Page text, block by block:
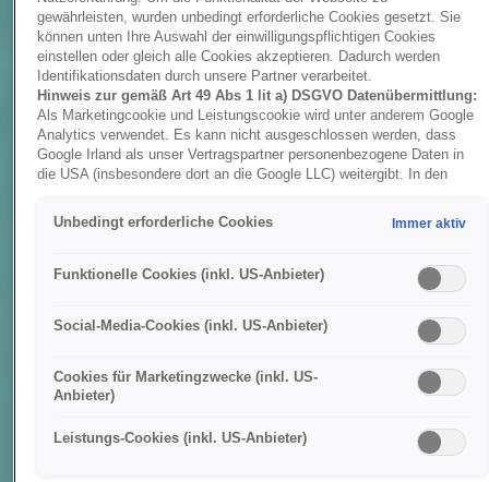
gewährleisten, wurden unbedingt erforderliche Cookies gesetzt. Sie
können unten Ihre Auswahl der einwilligungspflichtigen Cookies
einstellen oder gleich alle Cookies akzeptieren. Dadurch werden
Identifikationsdaten durch unsere Partner verarbeitet.
Hinweis zur gemäß Art 49 Abs 1 lit a) DSGVO Datenübermittlung:
Als Marketingcookie und Leistungscookie wird unter anderem Google
Analytics verwendet. Es kann nicht ausgeschlossen werden, dass
Google Irland als unser Vertragspartner personenbezogene Daten in
die USA (insbesondere dort an die Google LLC) weitergibt. In den
gleichwertiges Datenschutzniveau und es fehlt an einem
Angemessenheitsbeschluss der Europäischen Kommission. Hieraus
Betroffener in den USA nicht wirksam durchsetzen können, in den
Sicherheitsbehörden einen Zugriff auf Daten erlangen können, wobei
absolut Notwendige beschränkt sind. Sollten Sie das Setzen von
Cookies für Marketingzwecke oder Leistungscookies auch für
Art 49 Abs 1 lit a) DSGVO der Übermittlung der in den
entsprechenden Cookies enthaltenen personenbezogenen Daten
Unbedingt erforderliche Cookies Immer aktiv
Funktionelle Cookies (inkl. US-Anbieter)
Social-Media-Cookies (inkl. US-Anbieter)
Cookies für Marketingzwecke (inkl. US-
Anbieter)
Leistungs-Cookies (inkl. US-Anbieter)